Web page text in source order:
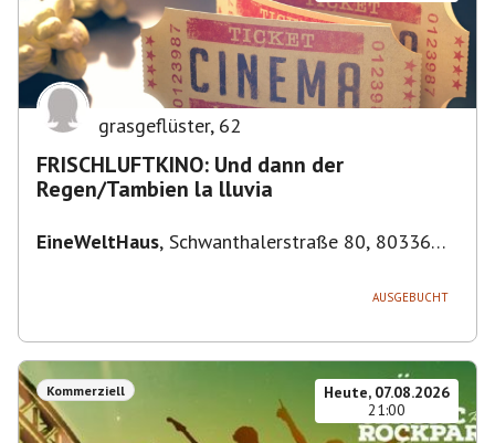
grasgeflüster, 62
FRISCHLUFTKINO: Und dann der
Regen/Tambien la lluvia
EineWeltHaus, Schwanthalerstraße 80, 80336
AUSGEBUCHT
Kommerziell
Heute, 07.08.2026
21:00